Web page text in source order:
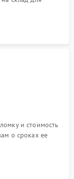
и стоимость
о сроках ее